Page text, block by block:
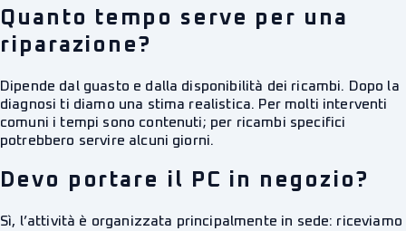
Quanto tempo serve per una
riparazione?
Dipende dal guasto e dalla disponibilità dei ricambi. Dopo la
diagnosi ti diamo una stima realistica. Per molti interventi
comuni i tempi sono contenuti; per ricambi specifici
potrebbero servire alcuni giorni.
Devo portare il PC in negozio?
Sì, l’attività è organizzata principalmente in sede: riceviamo